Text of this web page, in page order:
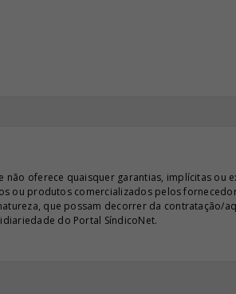
oferece quaisquer garantias, implícitas
ou produtos comercializados pelos
que possam decorrer da
do Portal SíndicoNet.